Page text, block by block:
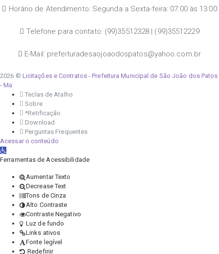
Horário de Atendimento: Segunda a Sexta-feira: 07:00 às 13:00
Telefone para contato: (99)35512328 | (99)35512229
E-Mail: prefeituradesaojoaodospatos@yahoo.com.br
2026 © Licitações e Contratos - Prefeitura Municipal de São João dos Patos
- Ma
Teclas de Atalho
Sobre
*Retificação
Download
Perguntas Frequentes
Acessar o conteúdo
Abrir a barra de ferramentas
Ferramentas de Acessibilidade
Aumentar Texto
Decrease Text
Tons de Cinza
Alto Contraste
Contraste Negativo
Luz de fundo
Links ativos
Fonte legível
Redefinir